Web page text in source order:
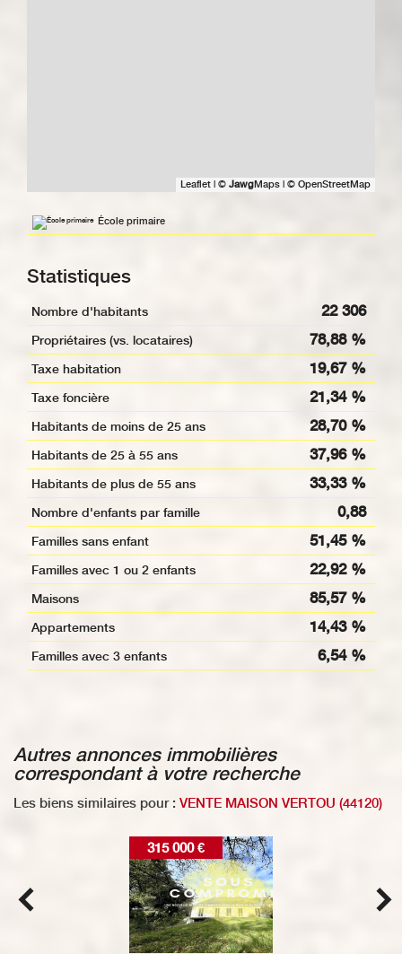
Leaflet © JawgMaps © OpenStreetMap
École primaire
Statistiques
Nombre d'habitants 22 306
Propriétaires (vs. locataires) 78,88 %
Taxe habitation 19,67 %
Taxe foncière 21,34 %
Habitants de moins de 25 ans 28,70 %
Habitants de 25 à 55 ans 37,96 %
Habitants de plus de 55 ans 33,33 %
Nombre d'enfants par famille 0,88
Familles sans enfant 51,45 %
Familles avec 1 ou 2 enfants 22,92 %
Maisons 85,57 %
Appartements 14,43 %
Familles avec 3 enfants 6,54 %
autres annonces immobilières
correspondant à votre recherche
Les biens similaires pour : VENTE MAISON VERTOU (44120)
317 000 €